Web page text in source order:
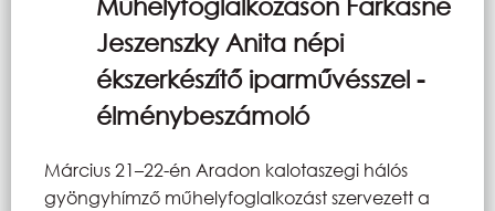
Műhelyfoglalkozáson Farkasné
Jeszenszky Anita népi
ékszerkészítő iparművésszel -
élménybeszámoló
Március 21–22-én Aradon kalotaszegi hálós
gyöngyhímző műhelyfoglalkozást szervezett a